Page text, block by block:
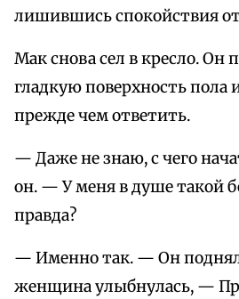
лишившись спокойствия
Мак снова сел в кресло. Он
гладкую поверхность пола
прежде чем ответить.
— Даже не знаю, с чего
он. — У меня в душе такой
правда?
— Именно так. — Он поднял
женщина улыбнулась, —